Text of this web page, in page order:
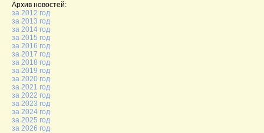
Архив новостей:
за 2012 год
за 2013 год
за 2014 год
за 2015 год
за 2016 год
за 2017 год
за 2018 год
за 2019 год
за 2020 год
за 2021 год
за 2022 год
за 2023 год
за 2024 год
за 2025 год
за 2026 год